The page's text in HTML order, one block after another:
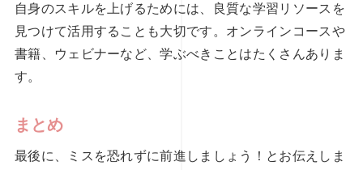
自身のスキルを上げるためには、良質な学習リソースを
見つけて活用することも大切です。オンラインコースや
書籍、ウェビナーなど、学ぶべきことはたくさんありま
す。
まとめ
最後に、ミスを恐れずに前進しましょう！とお伝えしま